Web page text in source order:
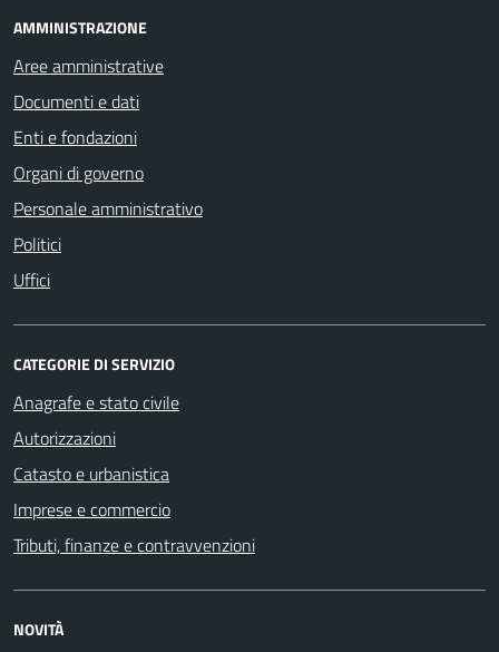
AMMINISTRAZIONE
Aree amministrative
Documenti e dati
Enti e fondazioni
Organi di governo
Personale amministrativo
Politici
Uffici
CATEGORIE DI SERVIZIO
Anagrafe e stato civile
Autorizzazioni
Catasto e urbanistica
Imprese e commercio
Tributi, finanze e contravvenzioni
NOVITÀ